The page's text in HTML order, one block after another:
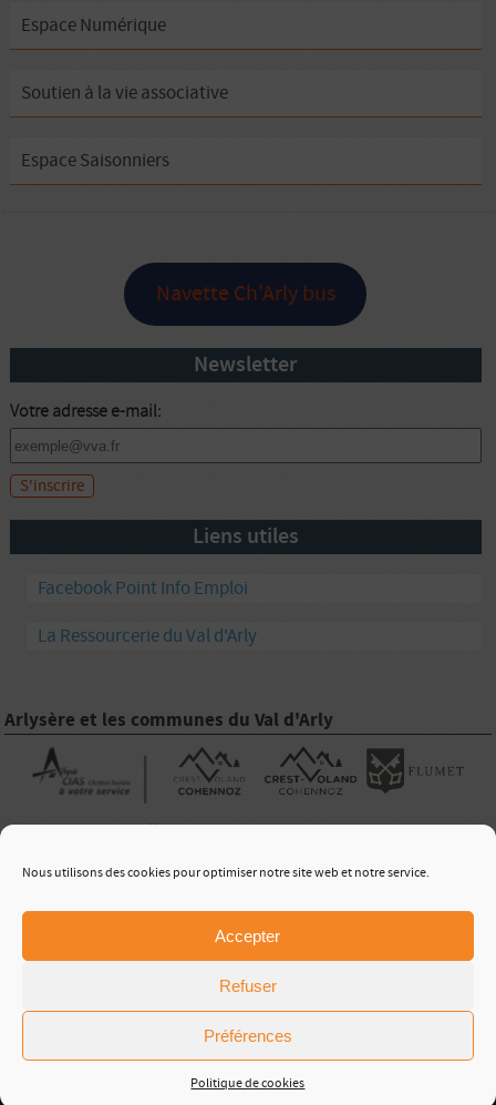
Nous utilisons des cookies pour optimiser notre site web et notre service.
Accepter
Refuser
Préférences
Politique de cookies
Espace Numérique
Soutien à la vie associative
Espace Saisonniers
Navette Ch'Arly bus
Newsletter
Votre adresse e-mail:
Liens utiles
Facebook Point Info Emploi
La Ressourcerie du Val d'Arly
Arlysère et les communes du Val d'Arly
|
Nous Contacter
Vivre en Val d'Arly
04 79 31 80 04
vivreenvaldarly@gmail.com
Vivre en Val d'Arly vous accueille :
lundi vendredi 9h 12h 14h 18h
au public le jeudi matin